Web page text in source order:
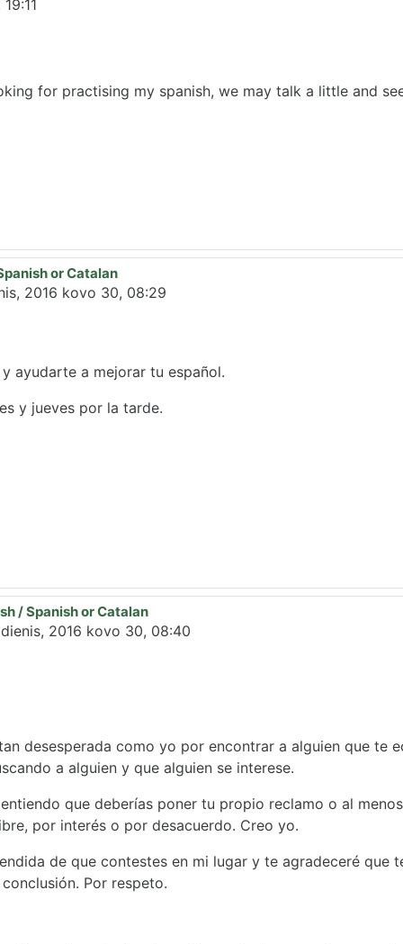
for practising my spanish, we may talk a little and
or Catalan
2016 kovo 30, 08:29
ayudarte a mejorar tu español.
y jueves por la tarde.
/ Spanish or Catalan
2016 kovo 30, 08:40
desesperada como yo por encontrar a alguien que te
a alguien y que alguien se interese.
que deberías poner tu propio reclamo o al
por interés o por desacuerdo. Creo yo.
de que contestes en mi lugar y te agradeceré que
Por respeto.